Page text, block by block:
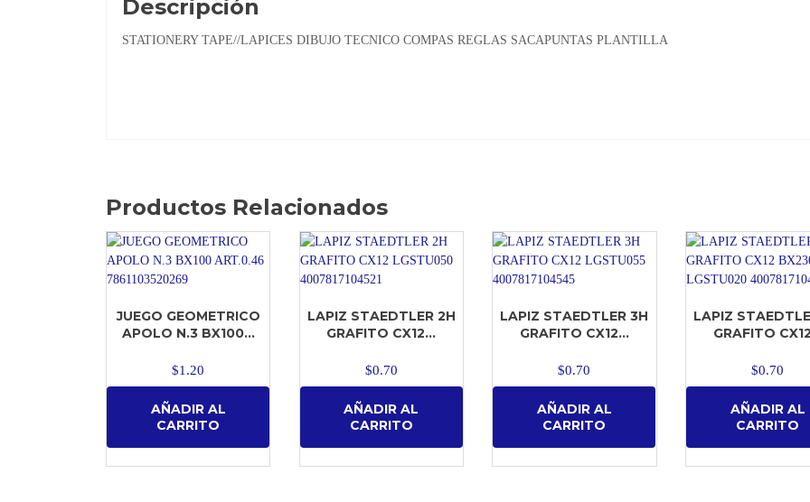
Descripción
STATIONERY TAPE//LAPICES DIBUJO TECNICO COMPAS REGLAS SACAPUNTAS PLANTILLA
Productos Relacionados
JUEGO GEOMETRICO
APOLO N.3 BX100...
$1.20
AÑADIR AL
CARRITO
LAPIZ STAEDTLER 2H
GRAFITO CX12...
$0.70
AÑADIR AL
CARRITO
LAPIZ STAEDTLER 3H
GRAFITO CX12...
$0.70
AÑADIR AL
CARRITO
LAPIZ
GRAFITO
$0.70
AÑADIR AL
CARRITO